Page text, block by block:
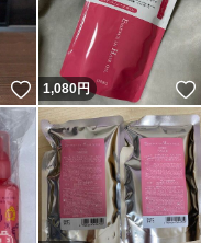
いいね！
1,080円